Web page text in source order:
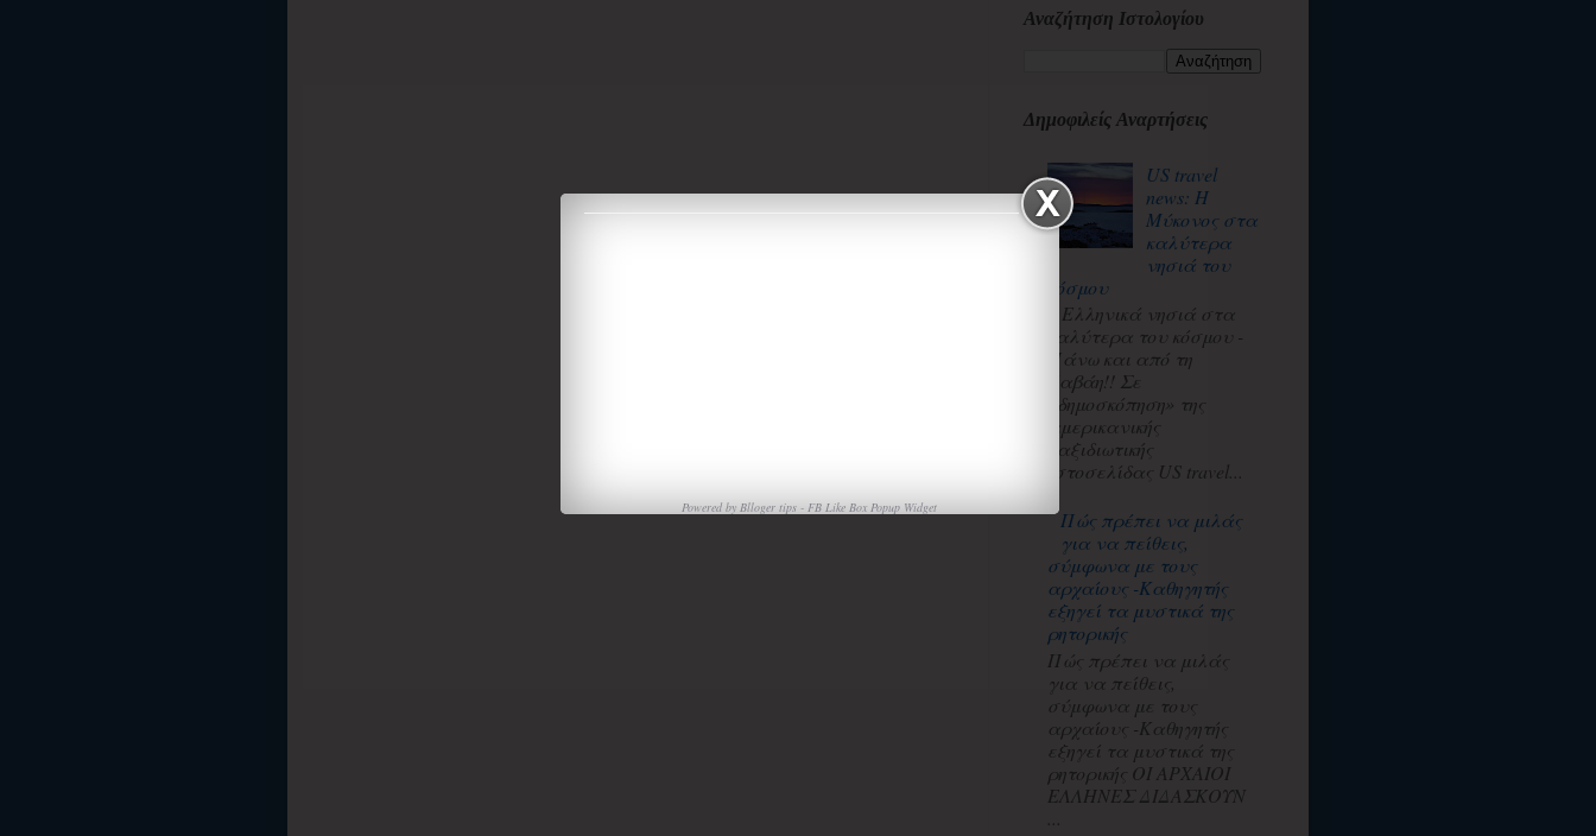
Powered byBlloger tips -FB Like Box Popup Widget
Αναζήτηση Ιστολογίου
Δημοφιλείς Αναρτήσεις
US travel
news: Η
Μύκονος στα
καλύτερα
νησιά του
κόσμου
3 Ελληνικά νησιά στα
καλύτερα του κόσμου -
Πάνω και από τη
Χαβάη!! Σε
«δημοσκόπηση» της
αμερικανικής
ταξιδιωτικής
ιστοσελίδας US travel...
Πώς πρέπει να μιλάς
για να πείθεις,
σύμφωνα με τους
αρχαίους -Καθηγητής
εξηγεί τα μυστικά της
ρητορικής
Πώς πρέπει να μιλάς
για να πείθεις,
σύμφωνα με τους
αρχαίους -Καθηγητής
εξηγεί τα μυστικά της
ρητορικής ΟΙ ΑΡΧΑΙΟΙ
ΕΛΛΗΝΕΣ ΔΙΔΑΣΚΟΥΝ